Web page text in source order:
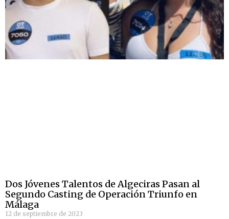
Dos Jóvenes Talentos de Algeciras Pasan al
Segundo Casting de Operación Triunfo en
Málaga
12 de septiembre de 2023